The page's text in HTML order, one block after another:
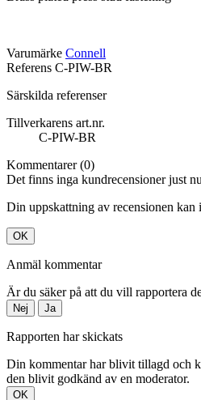
Varumärke Connell
Referens C-PIW-BR
Särskilda referenser
Tillverkarens art.nr.
C-PIW-BR
Kommentarer (0)
Det finns inga kundrecensioner just
Din uppskattning av recensionen kan
OK
Anmäl kommentar
Är du säker på att du vill rapportera
Nej Ja
Rapporten har skickats
Din kommentar har blivit tillagd och
den blivit godkänd av en moderator.
OK